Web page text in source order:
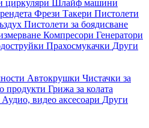
циркуляри
Шлайф машини
Фрези Такери Пистолети
Пистолети за боядисване
Компресори Генератори
Прахосмукачки Други
Автокрушки Чистачки за
продукти Грижа за колата
Аудио, видео аксесоари Други